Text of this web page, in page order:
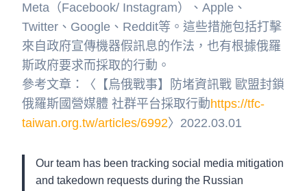
Meta（Facebook/ Instagram）、Apple、
Twitter、Google、Reddit等。這些措施包括打擊
來自政府宣傳機器假訊息的作法，也有根據俄羅
斯政府要求而採取的行動。
參考文章：〈【烏俄戰事】防堵資訊戰 歐盟封鎖
俄羅斯國營媒體 社群平台採取行動https://tfc-
taiwan.org.tw/articles/6992〉2022.03.01
Our team has been tracking social media mitigation
and takedown requests during the Russian